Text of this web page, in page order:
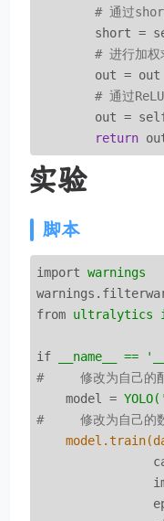
# 通过
short =
# 进行加权
out =
# 通过
out =
return
实验
脚本
import warnings
from ultralytics
if
__name__ ==
#     修改为自己的
model
=
#     修改为自己的